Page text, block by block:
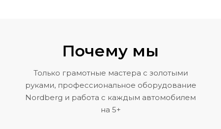
Почему мы
Только грамотные мастера с золотыми
руками, профессиональное оборудование
Nordberg и работа с каждым автомобилем
на 5+